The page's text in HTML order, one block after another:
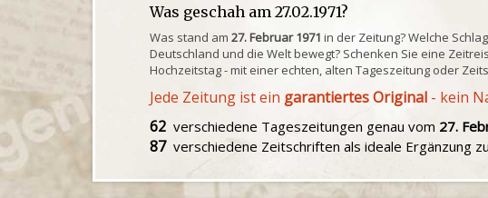
Was geschah am 27.02.1971?
Was stand am27. Februar 1971 in der Zeitung? Welche
Deutschland und die Welt bewegt? Schenken Sie eine
Hochzeitstag - mit einer echten, alten Tageszeitung oder
Jede Zeitung ist ein garantiertes Original - kein
62 verschiedene Tageszeitungen genau vom 27.
87verschiedene Zeitschriften als ideale Ergänzung